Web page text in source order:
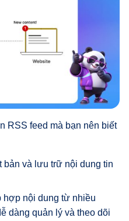
RSS feed mà bạn nên biết
bản và lưu trữ nội dung tin
hợp nội dung từ nhiều
dàng quản lý và theo dõi